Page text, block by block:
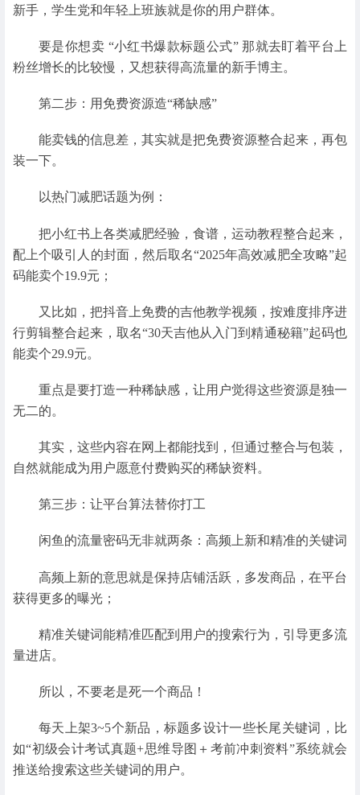
新手，学生党和年轻上班族就是你的用户群体。
要是你想卖 “小红书爆款标题公式” 那就去盯着平台上
粉丝增长的比较慢，又想获得高流量的新手博主。
第二步：用免费资源造“稀缺感”
能卖钱的信息差，其实就是把免费资源整合起来，再包
装一下。
以热门减肥话题为例：
把小红书上各类减肥经验，食谱，运动教程整合起来，
配上个吸引人的封面，然后取名“2025年高效减肥全攻略”起
码能卖个19.9元；
又比如，把抖音上免费的吉他教学视频，按难度排序进
行剪辑整合起来，取名“30天吉他从入门到精通秘籍”起码也
能卖个29.9元。
重点是要打造一种稀缺感，让用户觉得这些资源是独一
无二的。
其实，这些内容在网上都能找到，但通过整合与包装，
自然就能成为用户愿意付费购买的稀缺资料。
第三步：让平台算法替你打工
闲鱼的流量密码无非就两条：高频上新和精准的关键词
高频上新的意思就是保持店铺活跃，多发商品，在平台
获得更多的曝光；
精准关键词能精准匹配到用户的搜索行为，引导更多流
量进店。
所以，不要老是死一个商品！
每天上架3~5个新品，标题多设计一些长尾关键词，比
如“初级会计考试真题+思维导图＋考前冲刺资料”系统就会
推送给搜索这些关键词的用户。